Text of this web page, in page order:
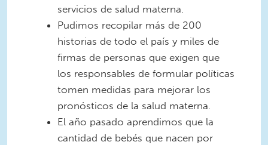
servicios de salud materna.
Pudimos recopilar más de 200
historias de todo el país y miles de
firmas de personas que exigen que
los responsables de formular políticas
tomen medidas para mejorar los
pronósticos de la salud materna.
El año pasado aprendimos que la
cantidad de bebés que nacen por